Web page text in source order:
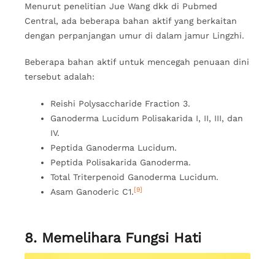
Menurut penelitian Jue Wang dkk di Pubmed
Central, ada beberapa bahan aktif yang berkaitan
dengan perpanjangan umur di dalam jamur Lingzhi.
Beberapa bahan aktif untuk mencegah penuaan dini
tersebut adalah:
Reishi Polysaccharide Fraction 3.
Ganoderma Lucidum Polisakarida I, II, III, dan
IV.
Peptida Ganoderma Lucidum.
Peptida Polisakarida Ganoderma.
Total Triterpenoid Ganoderma Lucidum.
Asam Ganoderic C1.[9]
8. Memelihara Fungsi Hati